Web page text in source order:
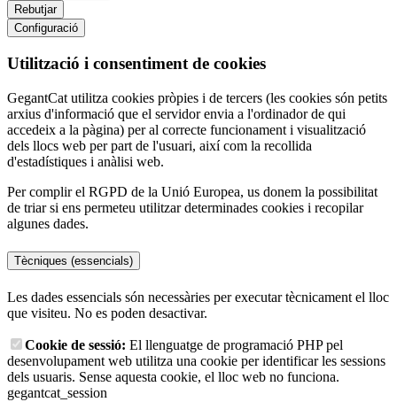
Rebutjar
Configuració
Utilització i consentiment de cookies
GegantCat utilitza cookies pròpies i de tercers (les cookies són petits
arxius d'informació que el servidor envia a l'ordinador de qui
accedeix a la pàgina) per al correcte funcionament i visualització
dels llocs web per part de l'usuari, així com la recollida
d'estadístiques i anàlisi web.
Per complir el RGPD de la Unió Europea, us donem la possibilitat
de triar si ens permeteu utilitzar determinades cookies i recopilar
algunes dades.
Tècniques (essencials)
Les dades essencials són necessàries per executar tècnicament el lloc
que visiteu. No es poden desactivar.
Cookie de sessió: El llenguatge de programació PHP pel
desenvolupament web utilitza una cookie per identificar les sessions
dels usuaris. Sense aquesta cookie, el lloc web no funciona.
gegantcat_session